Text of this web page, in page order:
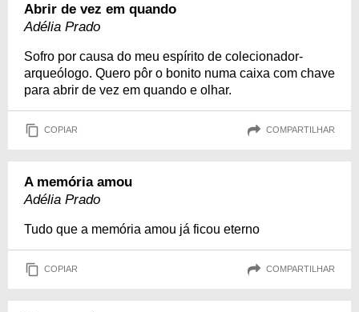
Abrir de vez em quando
Adélia Prado
Sofro por causa do meu espírito de colecionador-
arqueólogo. Quero pôr o bonito numa caixa com chave
para abrir de vez em quando e olhar.
COPIAR COMPARTILHAR
A memória amou
Adélia Prado
Tudo que a memória amou já ficou eterno
COPIAR COMPARTILHAR